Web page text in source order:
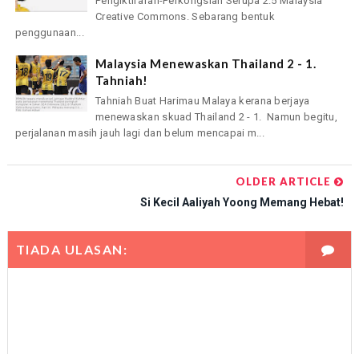
Creative Commons. Sebarang bentuk
penggunaan...
Malaysia Menewaskan Thailand 2 - 1.
Tahniah!
Tahniah Buat Harimau Malaya kerana berjaya
menewaskan skuad Thailand 2 - 1. Namun begitu,
perjalanan masih jauh lagi dan belum mencapai m...
OLDER ARTICLE
Si Kecil Aaliyah Yoong Memang Hebat!
TIADA ULASAN: